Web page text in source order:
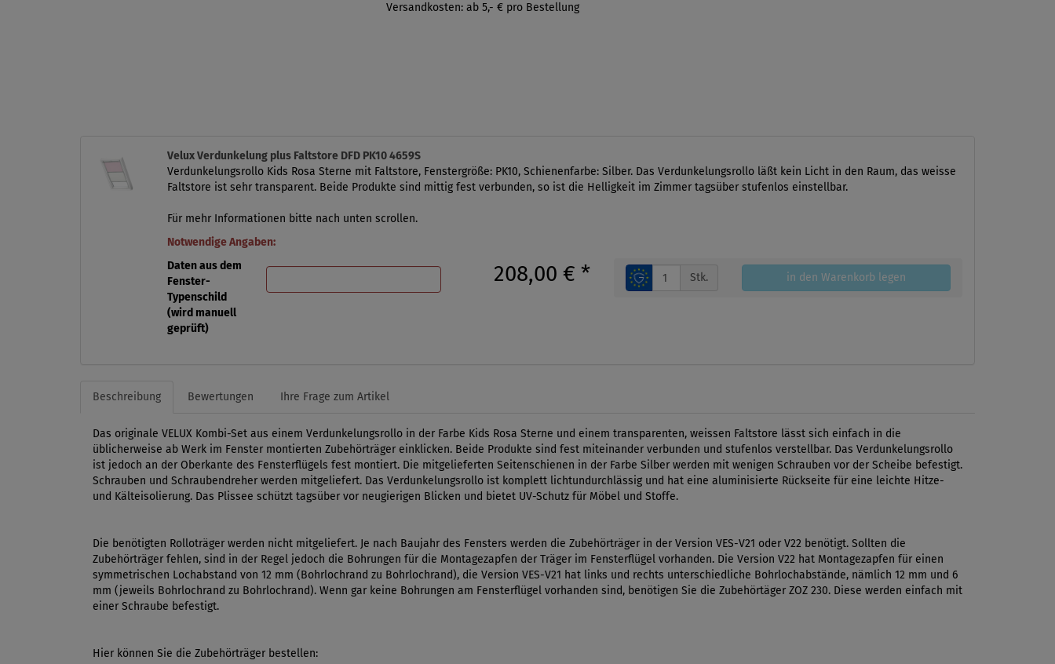
Versandkosten: ab 5,- € pro Bestellung
Velux Verdunkelung plus Faltstore DFD PK10 4659S
Verdunkelungsrollo Kids Rosa Sterne mit Faltstore, Fenstergröße: PK10, Schienenfarbe: Silber. Das Verdunkelungsrollo läßt kein Licht in den Raum, das weisse
Faltstore ist sehr transparent. Beide Produkte sind mittig fest verbunden, so ist die Helligkeit im Zimmer tagsüber stufenlos einstellbar.
Für mehr Informationen bitte nach unten scrollen.
Notwendige Angaben:
Daten aus dem
Fenster-
Typenschild
(wird manuell
geprüft)
208,00 € * Stk. in den Warenkorb legen
Beschreibung Bewertungen Ihre Frage zum Artikel
Das originale VELUX Kombi-Set aus einem Verdunkelungsrollo in der Farbe Kids Rosa Sterne und einem transparenten, weissen Faltstore lässt sich einfach in die
üblicherweise ab Werk im Fenster montierten Zubehörträger einklicken. Beide Produkte sind fest miteinander verbunden und stufenlos verstellbar. Das Verdunkelungsrollo
ist jedoch an der Oberkante des Fensterflügels fest montiert. Die mitgelieferten Seitenschienen in der Farbe Silber werden mit wenigen Schrauben vor der Scheibe befestigt.
Schrauben und Schraubendreher werden mitgeliefert. Das Verdunkelungsrollo ist komplett lichtundurchlässig und hat eine aluminisierte Rückseite für eine leichte Hitze-
und Kälteisolierung. Das Plissee schützt tagsüber vor neugierigen Blicken und bietet UV-Schutz für Möbel und Stoffe.
Die benötigten Rolloträger werden nicht mitgeliefert. Je nach Baujahr des Fensters werden die Zubehörträger in der Version VES-V21 oder V22 benötigt. Sollten die
Zubehörträger fehlen, sind in der Regel jedoch die Bohrungen für die Montagezapfen der Träger im Fensterflügel vorhanden. Die Version V22 hat Montagezapfen für einen
symmetrischen Lochabstand von 12 mm (Bohrlochrand zu Bohrlochrand), die Version VES-V21 hat links und rechts unterschiedliche Bohrlochabstände, nämlich 12 mm und 6
mm (jeweils Bohrlochrand zu Bohrlochrand). Wenn gar keine Bohrungen am Fensterflügel vorhanden sind, benötigen Sie die Zubehörtäger ZOZ 230. Diese werden einfach mit
einer Schraube befestigt.
Hier können Sie die Zubehörträger bestellen: